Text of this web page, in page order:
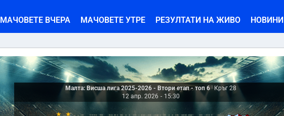
МАЧОВЕТЕ ВЧЕРА МАЧОВЕТЕ УТРЕ РЕЗУЛТАТИ НА ЖИВО НОВИНИ
Малта: Висша лига 2025-2026 - Втори етап - топ 6
Кръг 28
12 апр. 2026 - 15:30